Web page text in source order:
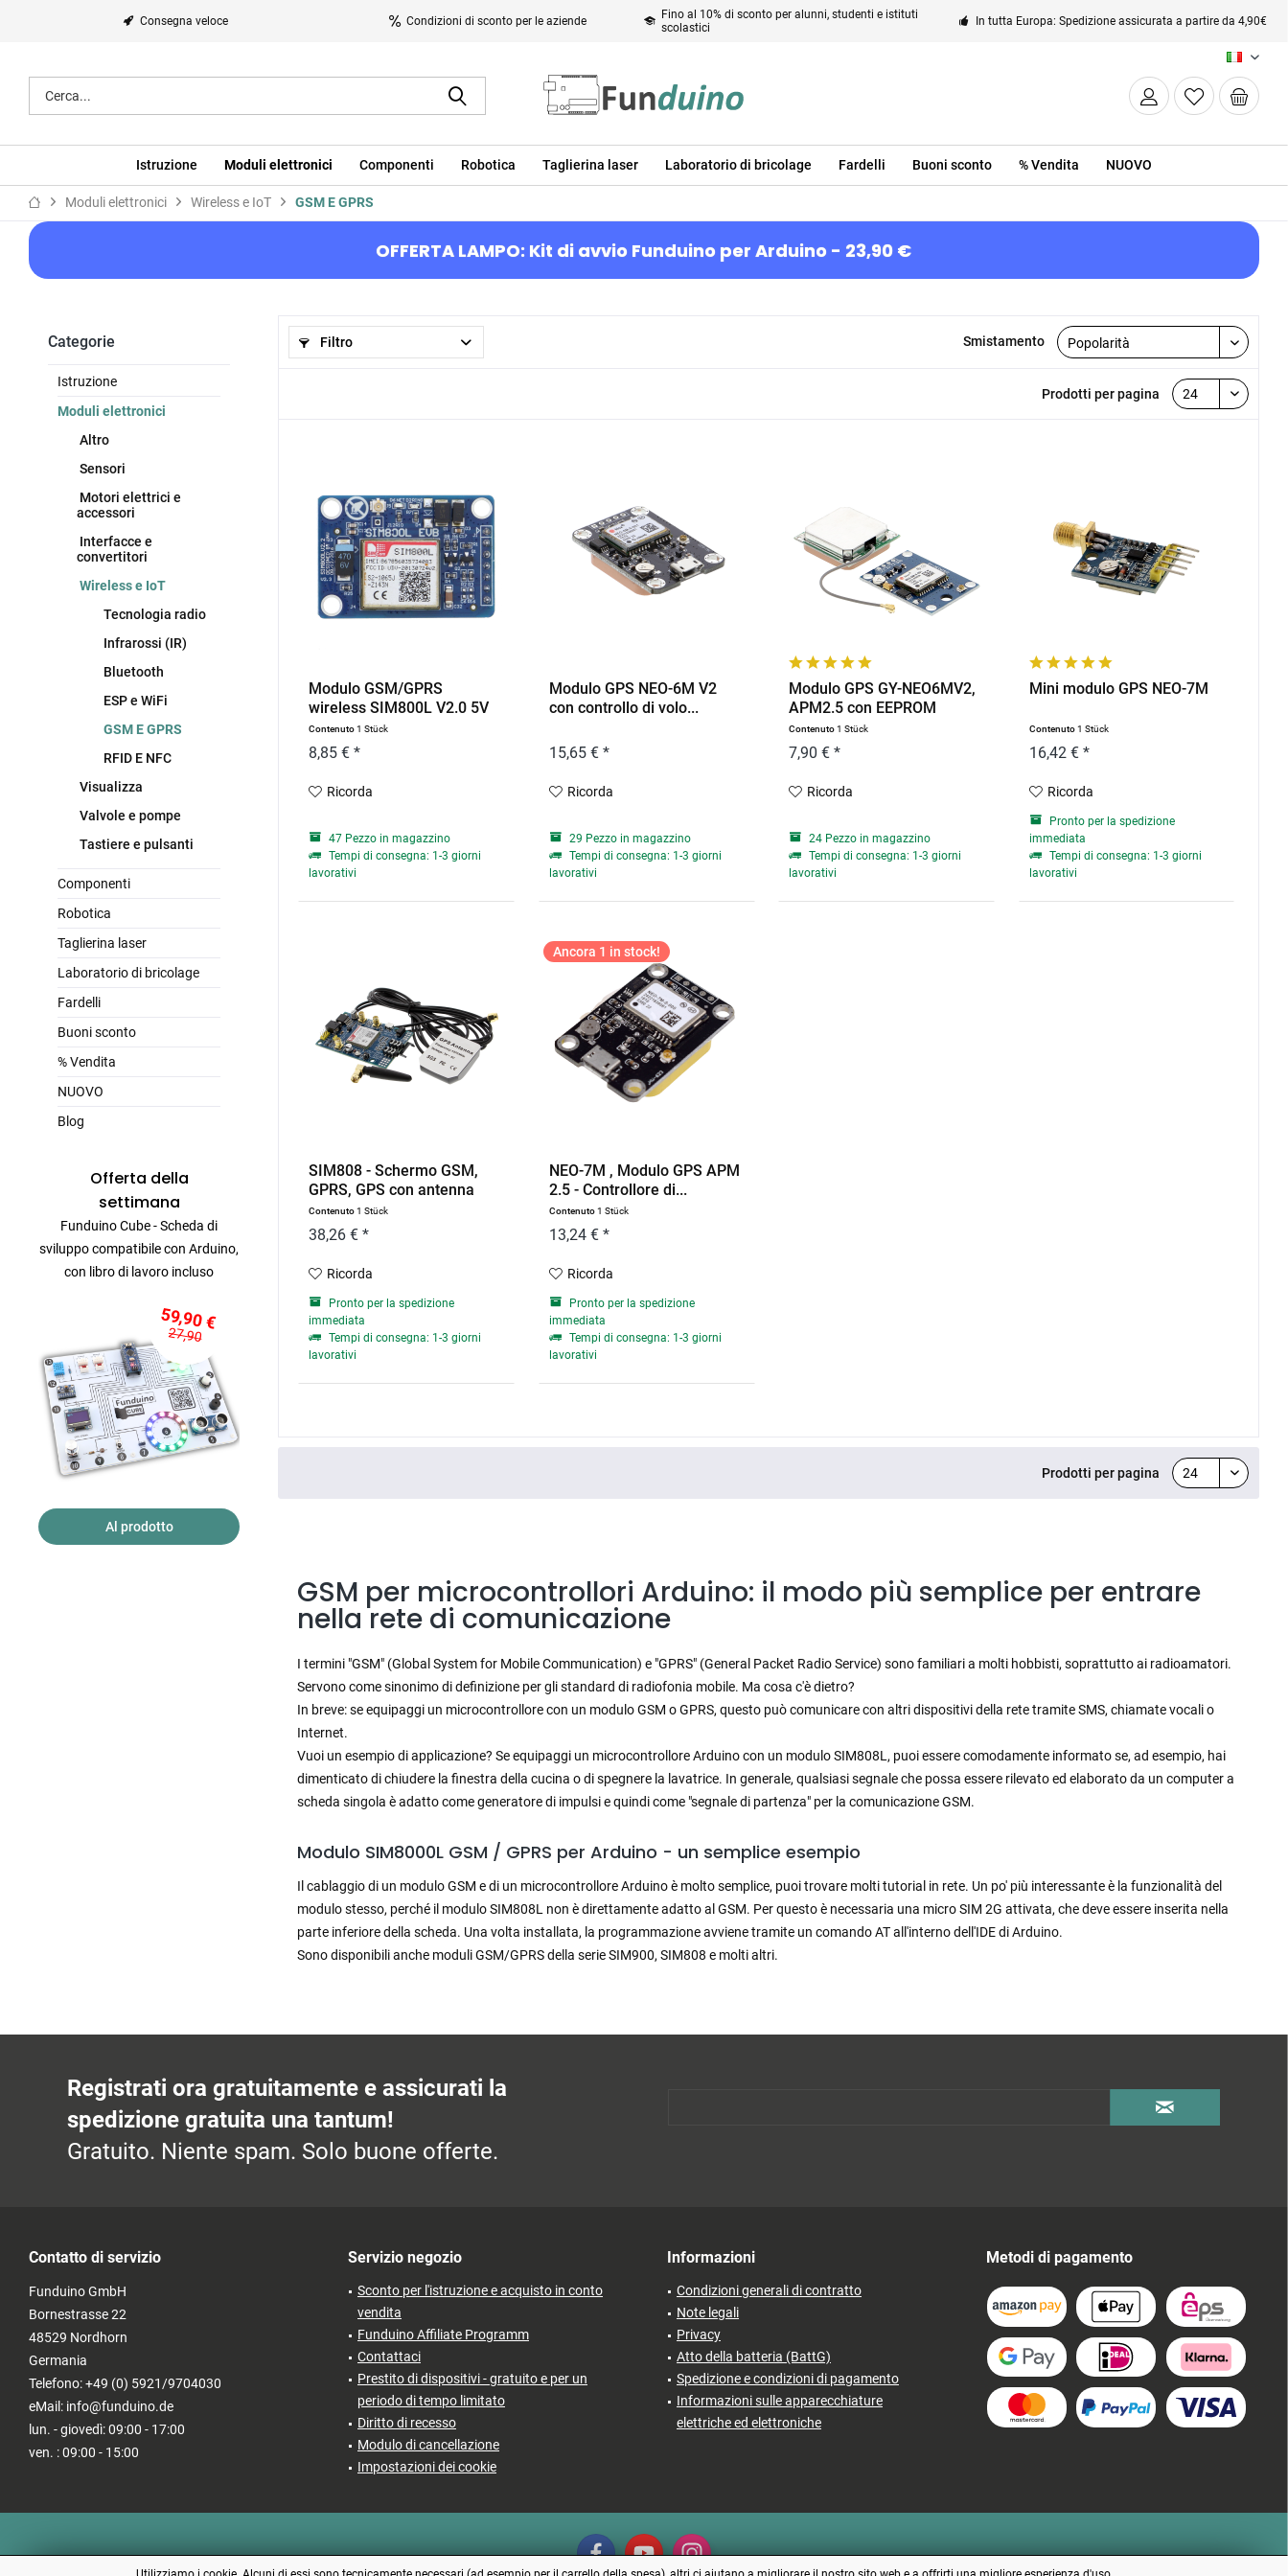
Consegna veloce Condizioni di sconto per le aziende
Fino al 10% di sconto per alunni, studenti e istituti
scolastici
In tutta Europa: Spedizione assicurata a partire da 4,90€
IT
Istruzione Moduli elettronici Componenti Robotica Taglierina laser Laboratorio di bricolage Fardelli Buoni sconto % Vendita NUOVO
Moduli elettronici Wireless e IoT GSM E GPRS
OFFERTA LAMPO: Kit di avvio Funduino per Arduino - 23,90 €
Categorie
Istruzione
Moduli elettronici
Altro
Sensori
Motori elettrici e
accessori
Interfacce e
convertitori
Wireless e IoT
Tecnologia radio
Infrarossi (IR)
Bluetooth
ESP e WiFi
GSM E GPRS
RFID E NFC
Visualizza
Valvole e pompe
Tastiere e pulsanti
Componenti
Robotica
Taglierina laser
Laboratorio di bricolage
Fardelli
Buoni sconto
% Vendita
NUOVO
Blog
Offerta della
settimana
Funduino Cube - Scheda di
sviluppo compatibile con Arduino,
con libro di lavoro incluso
59,90 €
27,90
Al prodotto
Filtro Smistamento
Prodotti per pagina
Modulo GSM/GPRS
wireless SIM800L V2.0 5V
-...
Contenuto1 Stück
8,85 € *
Ricorda
47 Pezzo in magazzino
Tempi di consegna: 1-3 giorni
lavorativi
Modulo GPS NEO-6M V2
con controllo di volo...
15,65 € *
Ricorda
29 Pezzo in magazzino
Tempi di consegna: 1-3 giorni
lavorativi
Modulo GPS GY-NEO6MV2,
APM2.5 con EEPROM
Contenuto1 Stück
7,90 € *
Ricorda
24 Pezzo in magazzino
Tempi di consegna: 1-3 giorni
lavorativi
Mini modulo GPS NEO-7M
Contenuto1 Stück
16,42 € *
Ricorda
Pronto per la spedizione
immediata
Tempi di consegna: 1-3 giorni
lavorativi
SIM808 - Schermo GSM,
GPRS, GPS con antenna
Contenuto1 Stück
38,26 € *
Ricorda
Pronto per la spedizione
immediata
Tempi di consegna: 1-3 giorni
lavorativi
Ancora 1 in stock!
NEO-7M , Modulo GPS APM
2.5 - Controllore di...
Contenuto1 Stück
13,24 € *
Ricorda
Pronto per la spedizione
immediata
Tempi di consegna: 1-3 giorni
lavorativi
Prodotti per pagina
GSM per microcontrollori Arduino: il modo più semplice per entrare
nella rete di comunicazione
I termini "GSM" (Global System for Mobile Communication) e "GPRS" (General Packet Radio Service) sono familiari a molti hobbisti, soprattutto ai radioamatori.
Servono come sinonimo di definizione per gli standard di radiofonia mobile. Ma cosa c'è dietro?
In breve: se equipaggi un microcontrollore con un modulo GSM o GPRS, questo può comunicare con altri dispositivi della rete tramite SMS, chiamate vocali o
Internet.
Vuoi un esempio di applicazione? Se equipaggi un microcontrollore Arduino con un modulo SIM808L, puoi essere comodamente informato se, ad esempio, hai
dimenticato di chiudere la finestra della cucina o di spegnere la lavatrice. In generale, qualsiasi segnale che possa essere rilevato ed elaborato da un computer a
scheda singola è adatto come generatore di impulsi e quindi come "segnale di partenza" per la comunicazione GSM.
Modulo SIM8000L GSM / GPRS per Arduino - un semplice esempio
Il cablaggio di un modulo GSM e di un microcontrollore Arduino è molto semplice, puoi trovare molti tutorial in rete. Un po' più interessante è la funzionalità del
modulo stesso, perché il modulo SIM808L non è direttamente adatto al GSM. Per questo è necessaria una micro SIM 2G attivata, che deve essere inserita nella
parte inferiore della scheda. Una volta installata, la programmazione avviene tramite un comando AT all'interno dell'IDE di Arduino.
Sono disponibili anche moduli GSM/GPRS della serie SIM900, SIM808 e molti altri.
Registrati ora gratuitamente e assicurati la
spedizione gratuita una tantum!
Gratuito. Niente spam. Solo buone offerte.
Contatto di servizio
Funduino GmbH
Bornestrasse 22
48529 Nordhorn
Germania
Telefono: +49 (0) 5921/9704030
eMail: info@funduino.de
lun. - giovedì: 09:00 - 17:00
ven. : 09:00 - 15:00
Servizio negozio
Sconto per l'istruzione e acquisto in conto
vendita
Funduino Affiliate Programm
Contattaci
Prestito di dispositivi - gratuito e per un
periodo di tempo limitato
Diritto di recesso
Modulo di cancellazione
Impostazioni dei cookie
Informazioni
Condizioni generali di contratto
Note legali
Privacy
Atto della batteria (BattG)
Spedizione e condizioni di pagamento
Informazioni sulle apparecchiature
elettriche ed elettroniche
Metodi di pagamento